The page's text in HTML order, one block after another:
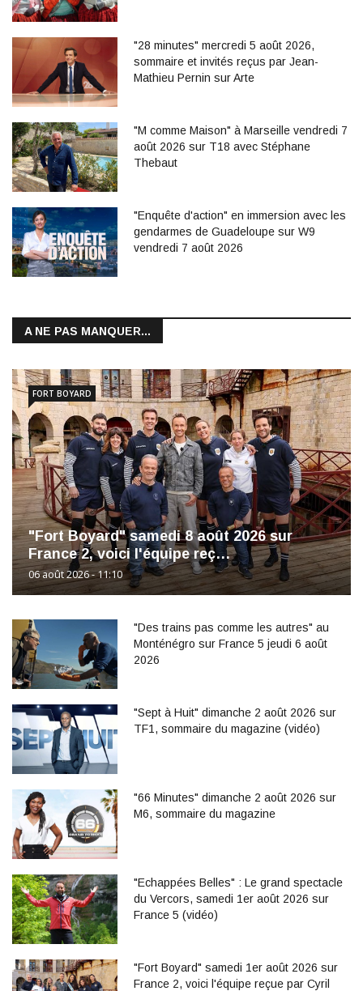
"28 minutes" mercredi 5 août 2026,
sommaire et invités reçus par Jean-
Mathieu Pernin sur Arte
"M comme Maison" à Marseille vendredi 7
août 2026 sur T18 avec Stéphane
Thebaut
"Enquête d'action" en immersion avec les
gendarmes de Guadeloupe sur W9
vendredi 7 août 2026
A NE PAS MANQUER...
"Fort Boyard" samedi 8 août 2026 sur
France 2, voici l'équipe reç…
06 août 2026 - 11:10
FORT BOYARD
"Des trains pas comme les autres" au
Monténégro sur France 5 jeudi 6 août
2026
"Sept à Huit" dimanche 2 août 2026 sur
TF1, sommaire du magazine (vidéo)
"66 Minutes" dimanche 2 août 2026 sur
M6, sommaire du magazine
"Echappées Belles" : Le grand spectacle
du Vercors, samedi 1er août 2026 sur
France 5 (vidéo)
"Fort Boyard" samedi 1er août 2026 sur
France 2, voici l'équipe reçue par Cyril